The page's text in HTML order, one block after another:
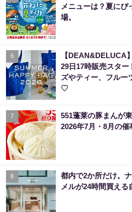
メニューは？夏にぴ
場。
6
【DEAN&DELUCA
29日17時販売スター
ズやティー、フルー
♡
7
551蓬莱の豚まんが
2026年7月・8月の催
8
都内で2か所だけ。
メルが24時間買える